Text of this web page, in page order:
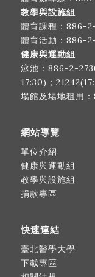
教學與設施組
體育課程： 886-
體育活動： 886-
健康與運動組
泳池： 886-2-
17:30)；
場館及場地租用：
網站導覽
單位介紹
健康與運動組
教學與設施組
捐款專區
快速連結
臺北醫學大學
下載專區